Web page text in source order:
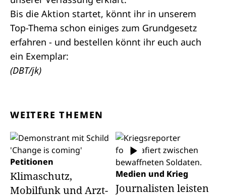
Bis die Aktion startet, könnt ihr in unserem
Top-Thema schon einiges zum Grundgesetz
erfahren - und bestellen könnt ihr euch auch
ein Exemplar:
(DBT/jk)
WEITERE THEMEN
Petitionen
Klimaschutz,
Mobilfunk und Arzt-
Medien und Krieg
Journalisten leisten